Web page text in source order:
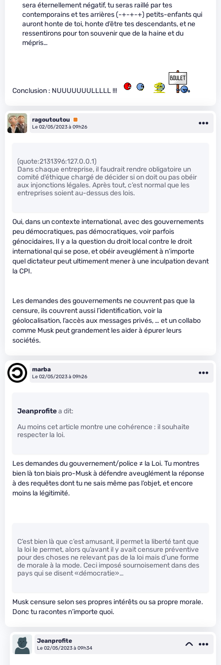
sera éternellement négatif, tu seras raillé par tes
contemporains et tes arrières (-+-+-+) petits-enfants qui
auront honte de toi, honte d’être tes descendants, et ne
ressentirons pour ton souvenir que de la haine et du
mépris…
Conclusion : NUUUUUUULLLLL !!!
ragoutoutou
Premium
Le 02/05/2023 à 09h26
(quote:2131396:127.0.0.1)
Dans chaque entreprise, il faudrait rendre obligatoire un
comité d’éthique chargé de décider si on doit ou pas obéir
aux injonctions légales. Après tout, c’est normal que les
entreprises soient au-dessus des lois.
Oui, dans un contexte international, avec des gouvernements
peu démocratiques, pas démocratiques, voir parfois
génocidaires, Il y a la question du droit local contre le droit
international qui se pose, et obéir aveuglément à n’importe
quel dictateur peut ultimement mener à une inculpation devant
la CPI.
Les demandes des gouvernements ne couvrent pas que la
censure, ils couvrent aussi l’identification, voir la
géolocalisation, l’accès aux messages privés, … et un collabo
comme Musk peut grandement les aider à épurer leurs
sociétés.
marba
Le 02/05/2023 à 09h26
Jeanprofitea dit:
Au moins cet article montre une cohérence : il souhaite
respecter la loi.
Les demandes du gouvernement/police ≠ la Loi. Tu montres
bien là ton biais pro-Musk à défendre aveuglément la réponse
à des requêtes dont tu ne sais même pas l’objet, et encore
moins la légitimité.
C’est bien là que c’est amusant, il permet la liberté tant que
la loi le permet, alors qu’avant il y avait censure préventive
pour des choses ne relevant pas de la loi mais d’une forme
de morale à la mode. Ceci imposé sournoisement dans des
pays qui se disent «démocratie»…
Musk censure selon ses propres intérêts ou sa propre morale.
Donc tu racontes n’importe quoi.
Jeanprofite
Le 02/05/2023 à 09h34